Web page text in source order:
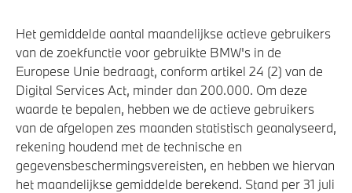
Het gemiddelde aantal maandelijkse actieve gebruikers
van de zoekfunctie voor gebruikte BMW's in de
Europese Unie bedraagt, conform artikel 24 (2) van de
Digital Services Act, minder dan 200.000. Om deze
waarde te bepalen, hebben we de actieve gebruikers
van de afgelopen zes maanden statistisch geanalyseerd,
rekening houdend met de technische en
gegevensbeschermingsvereisten, en hebben we hiervan
het maandelijkse gemiddelde berekend. Stand per 31 juli